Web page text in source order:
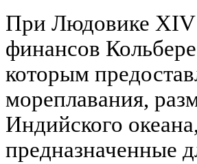
При Людовике XIV
финансов
которым
мореплавания,
Индийского
предназначенные